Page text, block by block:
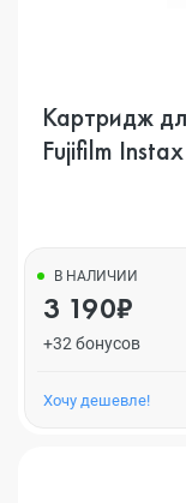
Картридж
Fujifilm
В НАЛИЧИИ
3 190₽
+32 бонусов
Хочу дешевле!